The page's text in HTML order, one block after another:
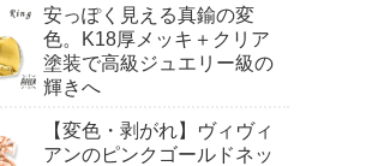
安っぽく見える真鍮の変
色。K18厚メッキ＋クリア
塗装で高級ジュエリー級の
輝きへ
【変色・剥がれ】ヴィヴィ
アンのピンクゴールドネッ